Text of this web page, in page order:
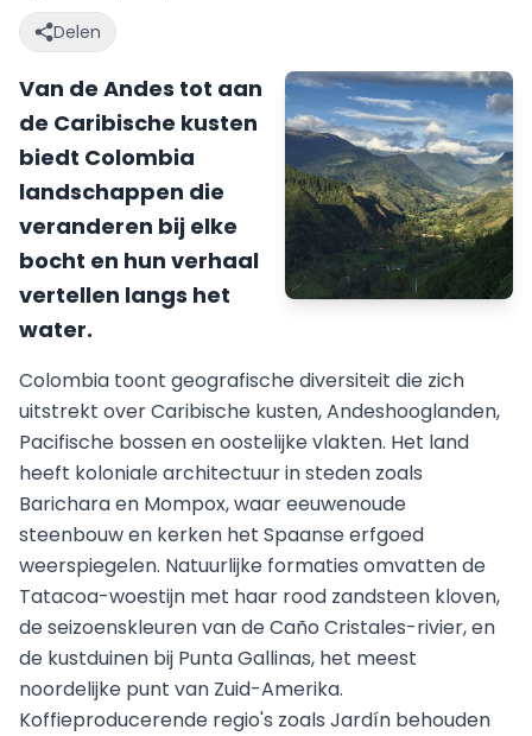
Delen
Van de Andes tot aan
de Caribische kusten
biedt Colombia
landschappen die
veranderen bij elke
bocht en hun verhaal
vertellen langs het
water.
Colombia toont geografische diversiteit die zich
uitstrekt over Caribische kusten, Andeshooglanden,
Pacifische bossen en oostelijke vlakten. Het land
heeft koloniale architectuur in steden zoals
Barichara en Mompox, waar eeuwenoude
steenbouw en kerken het Spaanse erfgoed
weerspiegelen. Natuurlijke formaties omvatten de
Tatacoa-woestijn met haar rood zandsteen kloven,
de seizoenskleuren van de Caño Cristales-rivier, en
de kustduinen bij Punta Gallinas, het meest
noordelijke punt van Zuid-Amerika.
Koffieproducerende regio's zoals Jardín behouden